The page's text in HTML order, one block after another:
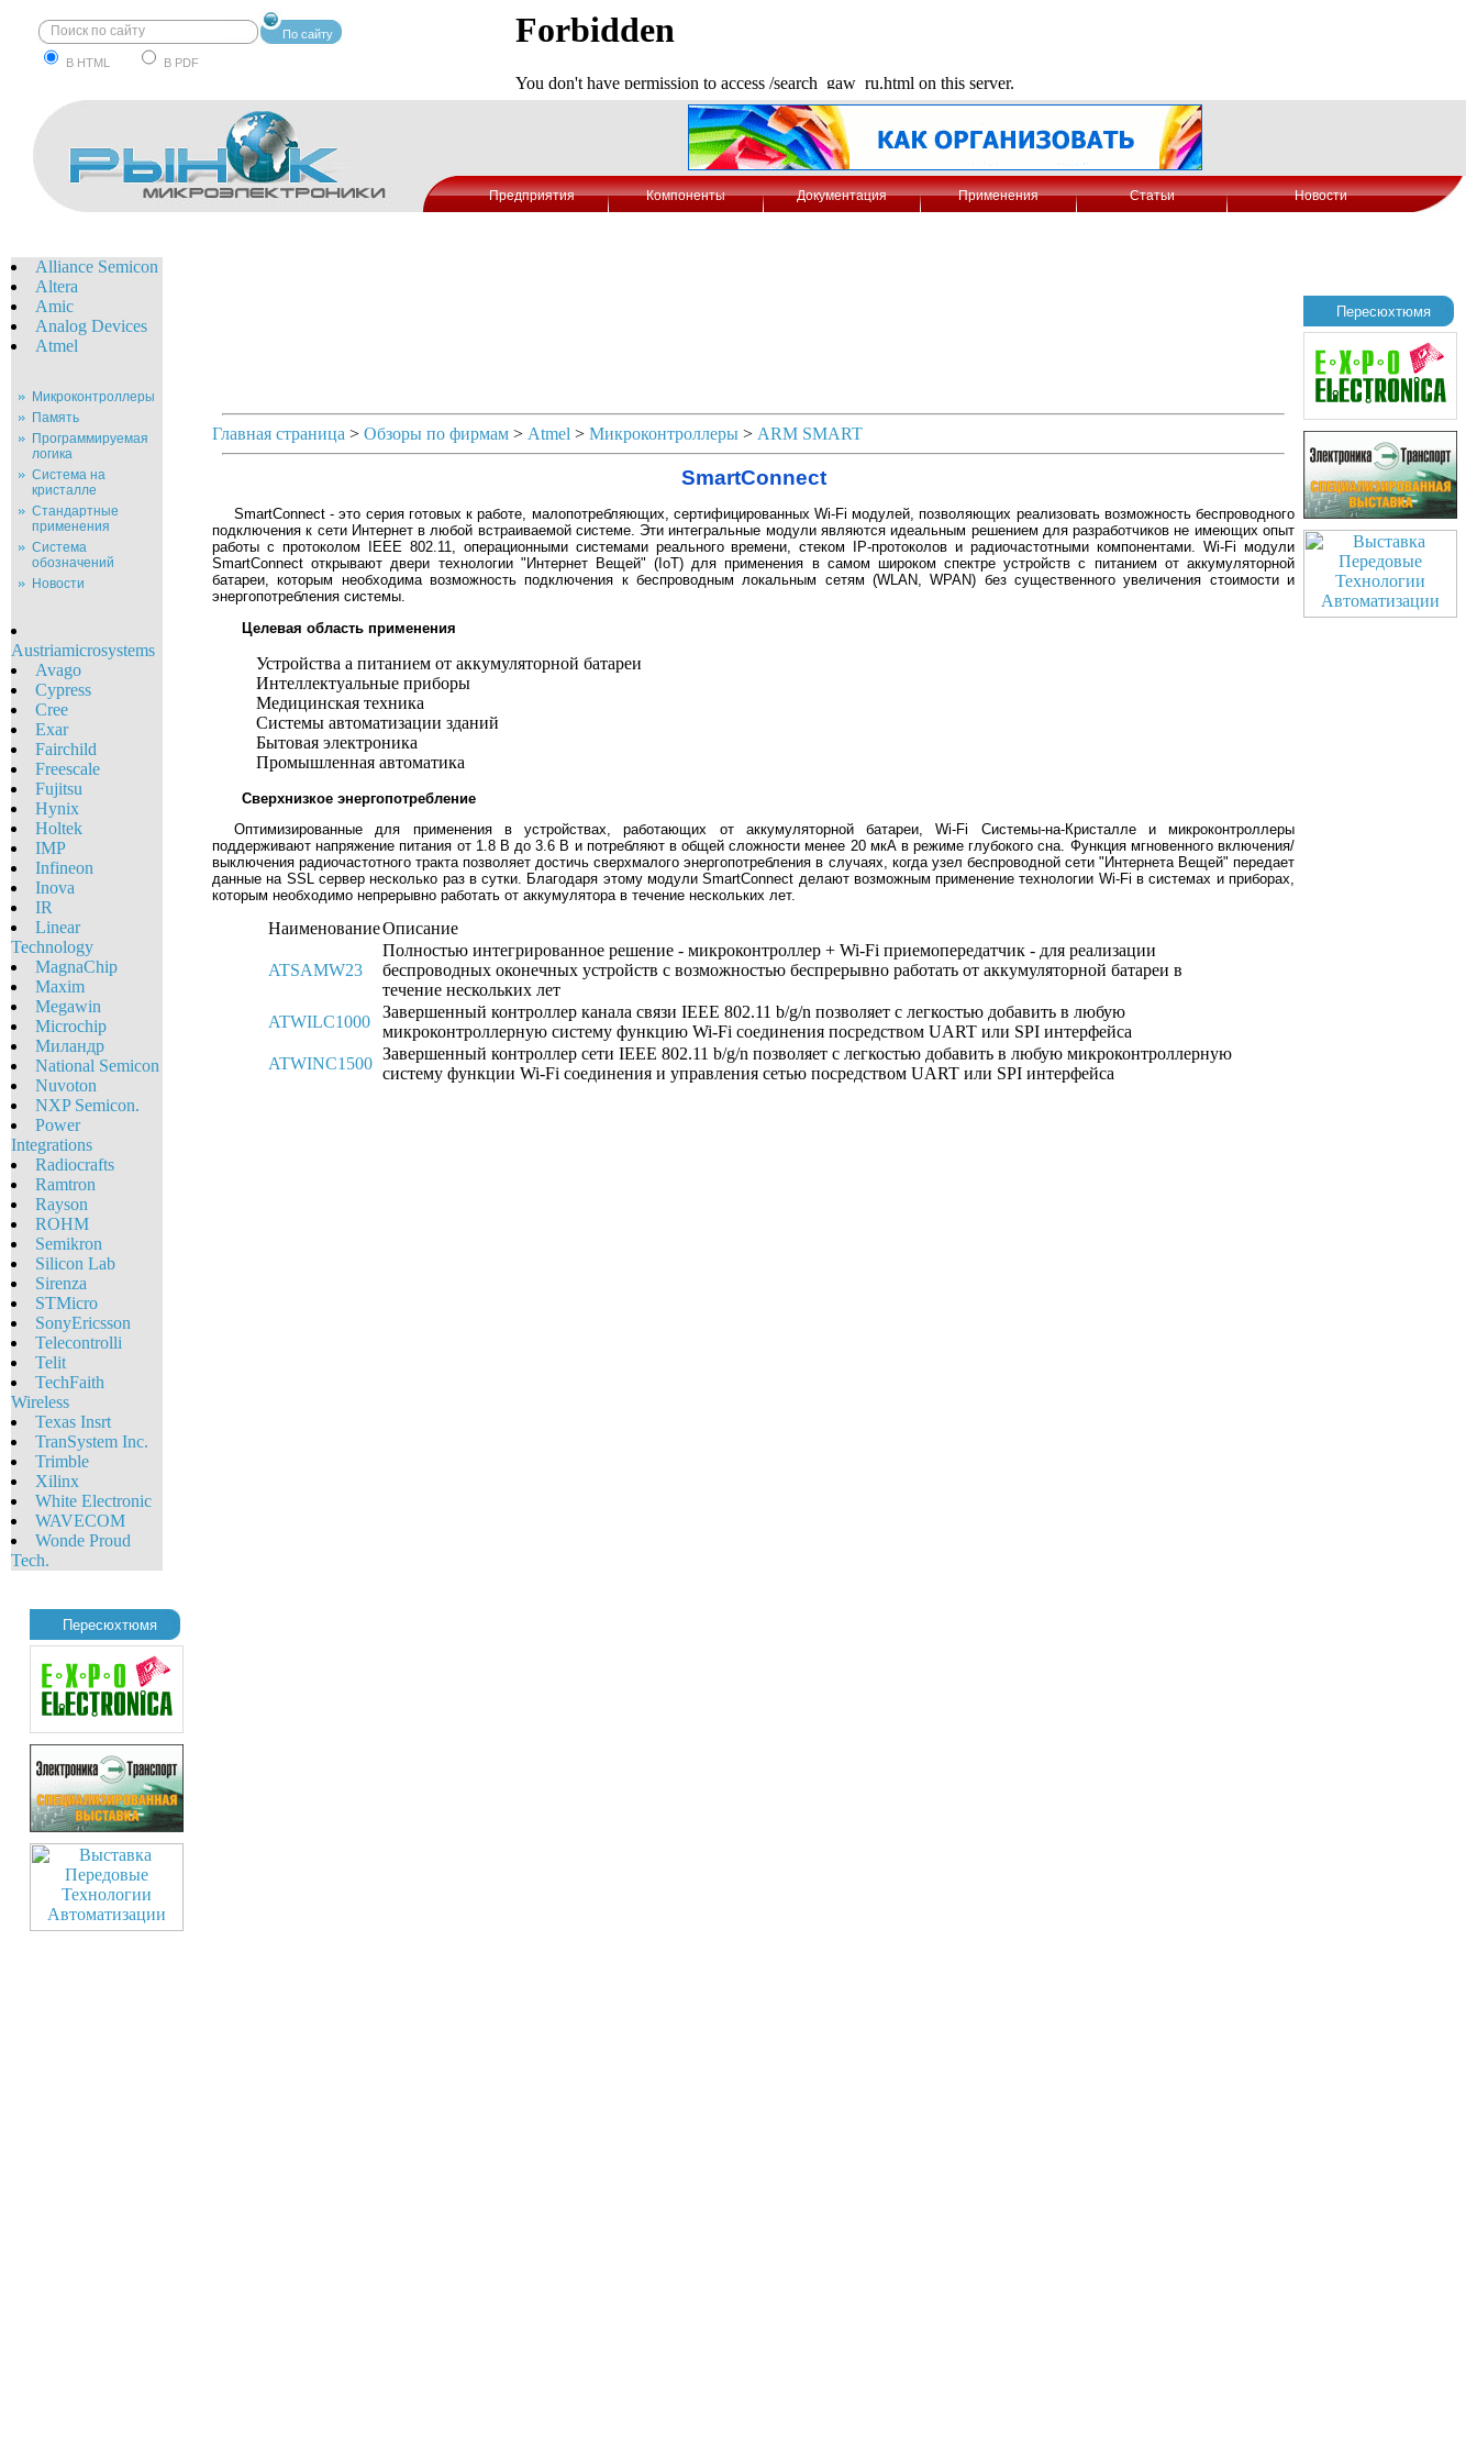
В HTML В PDF
По сайту
Предприятия Компоненты Документация Применения Статьи Новости
Alliance Semicon
Altera
Amic
Analog Devices
Atmel
Микроконтроллеры
Память
Программируемая
логика
Система на
кристалле
Стандартные
применения
Система
обозначений
Новости
Austriamicrosystems
Avago
Cypress
Cree
Exar
Fairchild
Freescale
Fujitsu
Hynix
Holtek
IMP
Infineon
Inova
IR
Linear
Technology
MagnaChip
Maxim
Megawin
Microchip
Миландр
National Semicon
Nuvoton
NXP Semicon.
Power
Integrations
Radiocrafts
Ramtron
Rayson
ROHM
Semikron
Silicon Lab
Sirenza
STMicro
SonyEricsson
Telecontrolli
Telit
TechFaith
Wireless
Texas Insrt
TranSystem Inc.
Trimble
Xilinx
White Eleсtronic
WAVECOM
Wonde Proud
Tech.
Пересюхтюмя
Главная страница > Обзоры по фирмам > Atmel > Микроконтроллеры > ARM SMART
Пересюхтюмя
SmartConnect
SmartConnect - это серия готовых к работе, малопотребляющих, сертифицированных Wi-Fi модулей, позволяющих реализовать возможность беспроводного
подключения к сети Интернет в любой встраиваемой системе. Эти интегральные модули являются идеальным решением для разработчиков не имеющих опыт
работы с протоколом IEEE 802.11, операционными системами реального времени, стеком IP-протоколов и радиочастотными компонентами. Wi-Fi модули
SmartConnect открывают двери технологии "Интернет Вещей" (IoT) для применения в самом широком спектре устройств с питанием от аккумуляторной
батареи, которым необходима возможность подключения к беспроводным локальным сетям (WLAN, WPAN) без существенного увеличения стоимости и
энергопотребления системы.
Целевая область применения
Устройства а питанием от аккумуляторной батареи
Интеллектуальные приборы
Медицинская техника
Системы автоматизации зданий
Бытовая электроника
Промышленная автоматика
Сверхнизкое энергопотребление
Оптимизированные для применения в устройствах, работающих от аккумуляторной батареи, Wi-Fi Системы-на-Кристалле и микроконтроллеры
поддерживают напряжение питания от 1.8 В до 3.6 В и потребляют в общей сложности менее 20 мкА в режиме глубокого сна. Функция мгновенного включения/
выключения радиочастотного тракта позволяет достичь сверхмалого энергопотребления в случаях, когда узел беспроводной сети "Интернета Вещей" передает
данные на SSL сервер несколько раз в сутки. Благодаря этому модули SmartConnect делают возможным применение технологии Wi-Fi в системах и приборах,
которым необходимо непрерывно работать от аккумулятора в течение нескольких лет.
НаименованиеОписание
ATSAMW23
Полностью интегрированное решение - микроконтроллер + Wi-Fi приемопередатчик - для реализации
беспроводных оконечных устройств с возможностью беспрерывно работать от аккумуляторной батареи в
течение нескольких лет
ATWILC1000
Завершенный контроллер канала связи IEEE 802.11 b/g/n позволяет с легкостью добавить в любую
микроконтроллерную систему функцию Wi-Fi соединения посредством UART или SPI интерфейса
ATWINC1500
Завершенный контроллер сети IEEE 802.11 b/g/n позволяет с легкостью добавить в любую микроконтроллерную
систему функции Wi-Fi соединения и управления сетью посредством UART или SPI интерфейса